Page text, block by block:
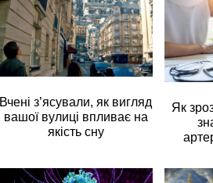
Вчені з’ясували, як вигляд
вашої вулиці впливає на
якість сну
Як